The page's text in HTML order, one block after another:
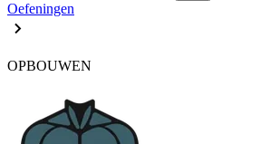
Oefeningen
OPBOUWEN